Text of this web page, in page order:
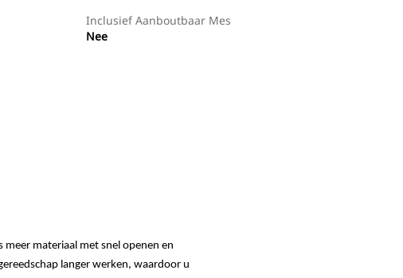
Inclusief Aanboutbaar Mes
Nee
materiaal met snel openen en
langer werken, waardoor u